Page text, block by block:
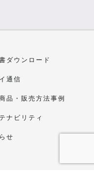
ダウンロード
通信
品・販売方法事例
ナビリティ
せ